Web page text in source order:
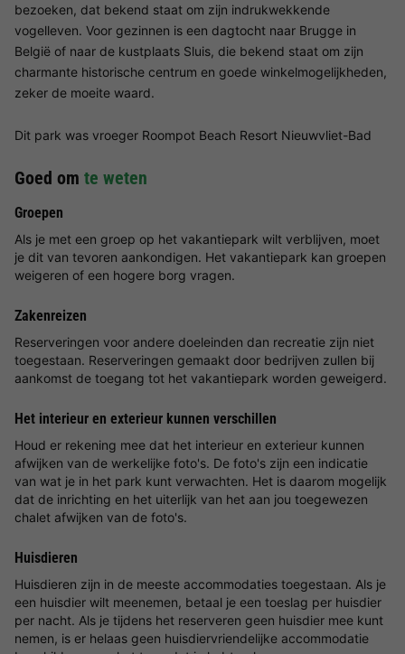
bezoeken, dat bekend staat om zijn indrukwekkende
vogelleven. Voor gezinnen is een dagtocht naar Brugge in
België of naar de kustplaats Sluis, die bekend staat om zijn
charmante historische centrum en goede winkelmogelijkheden,
zeker de moeite waard.
Dit park was vroeger Roompot Beach Resort Nieuwvliet-Bad
Goed om te weten
Groepen
Als je met een groep op het vakantiepark wilt verblijven, moet
je dit van tevoren aankondigen. Het vakantiepark kan groepen
weigeren of een hogere borg vragen.
Zakenreizen
Reserveringen voor andere doeleinden dan recreatie zijn niet
toegestaan. Reserveringen gemaakt door bedrijven zullen bij
aankomst de toegang tot het vakantiepark worden geweigerd.
Het interieur en exterieur kunnen verschillen
Houd er rekening mee dat het interieur en exterieur kunnen
afwijken van de werkelijke foto's. De foto's zijn een indicatie
van wat je in het park kunt verwachten. Het is daarom mogelijk
dat de inrichting en het uiterlijk van het aan jou toegewezen
chalet afwijken van de foto's.
Huisdieren
Huisdieren zijn in de meeste accommodaties toegestaan. Als je
een huisdier wilt meenemen, betaal je een toeslag per huisdier
per nacht. Als je tijdens het reserveren geen huisdier mee kunt
nemen, is er helaas geen huisdiervriendelijke accommodatie